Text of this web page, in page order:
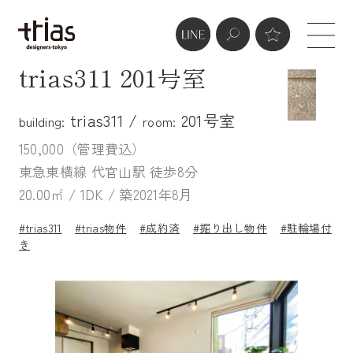
trias311 201号室
building: trias311 / room: 201号室
150,000（管理費込）
東急東横線 代官山駅 徒歩8分
20.00㎡ / 1DK / 築2021年8月
#trias311 #trias物件 #成約済 #掘り出し物件
#駐輪場付
き